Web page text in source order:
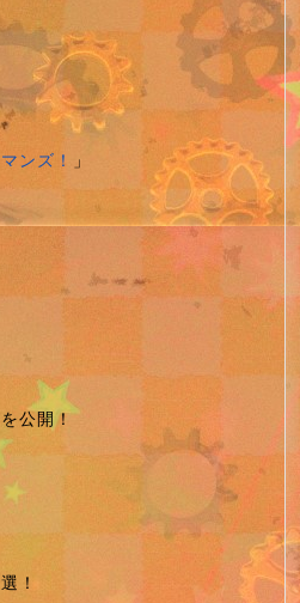
ンズ！ 」
公開！
！